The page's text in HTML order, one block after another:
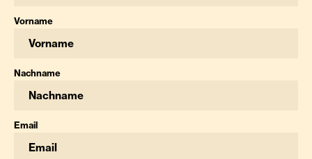
Vorname
Nachname
Email